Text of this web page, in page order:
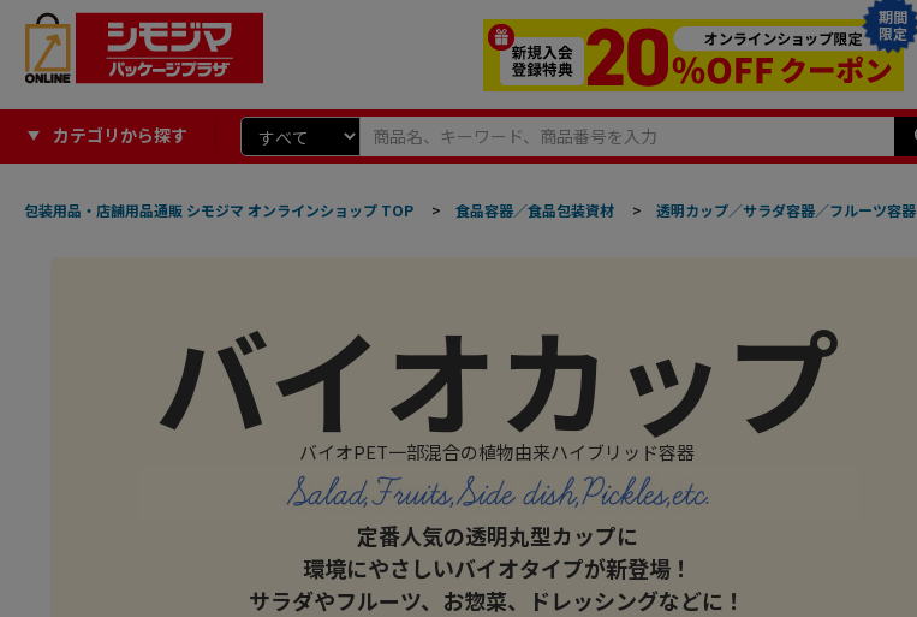
期間
限定
カテゴリから探す
包装用品・店舗用品通販 シモジマ オンラインショップ TOP > 食品容器／食品包装資材 > 透明カップ／サラダ容器／フルーツ容器
バイオカップ
バイオPET一部混合の植物由来ハイブリッド容器
定番人気の透明丸型カップに
環境にやさしいバイオタイプが新登場！
サラダやフルーツ、お惣菜、ドレッシングなどに！